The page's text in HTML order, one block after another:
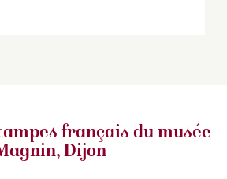
français du musée
Dijon